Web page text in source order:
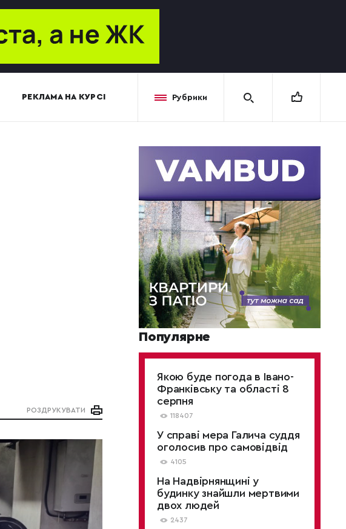
РЕКЛАМА НА КУРСІ Рубрики
РОЗДРУКУВАТИ
Популярне
Якою буде погода в Івано-
Франківську та області 8
серпня
118407
У справі мера Галича суддя
оголосив про самовідвід
4105
На Надвірнянщині у
будинку знайшли мертвими
двох людей
2437